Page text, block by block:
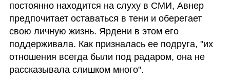
постоянно находится на слуху в СМИ, Авнер
предпочитает оставаться в тени и оберегает
свою личную жизнь. Ярдени в этом его
поддерживала. Как призналась ее подруга, "их
отношения всегда были под радаром, она не
рассказывала слишком много".